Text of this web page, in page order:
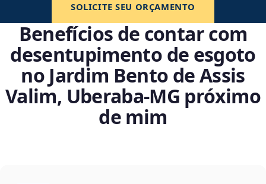
SOLICITE SEU ORÇAMENTO
Benefícios de contar com
desentupimento de esgoto
no Jardim Bento de Assis
Valim, Uberaba‑MG próximo
de mim